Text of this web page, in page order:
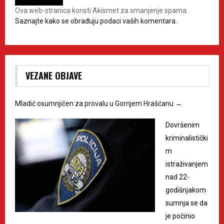
Ova web-stranica koristi Akismet za smanjenje spama.
Saznajte kako se obrađuju podaci vaših komentara.
VEZANE OBJAVE
Mladić osumnjičen za provalu u Gornjem Hrašćanu →
Dovršenim
kriminalistički
m
istraživanjem
nad 22-
godišnjakom
sumnja se da
je počinio